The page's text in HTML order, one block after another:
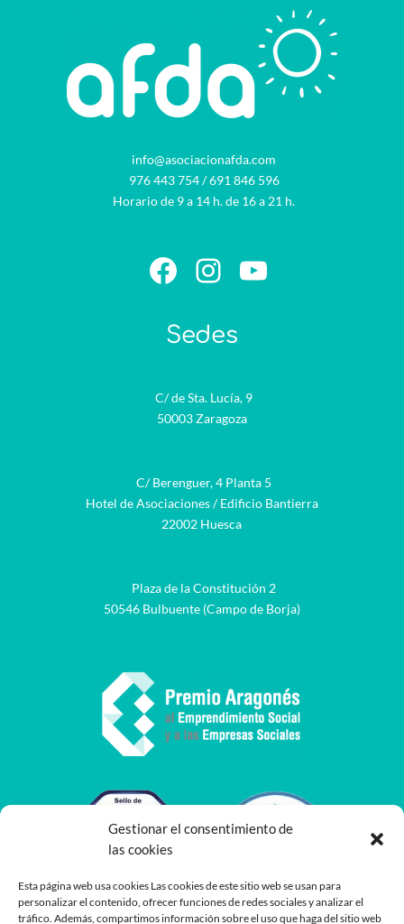
Gestionar el consentimiento de
las cookies
Esta página web usa cookies Las cookies de este sitio web se usan para
personalizar el contenido, ofrecer funciones de redes sociales y analizar el
tráfico. Además, compartimos información sobre el uso que haga del sitio web
info@asociacionafda.com
976 443 754/691 846 596
Horario de 9 a 14 h. de 16 a 21 h.
Facebook
Instagram
YouTube
Sedes
C/ de Sta. Lucía, 9
50003 Zaragoza
C/ Berenguer, 4 Planta 5
Hotel de Asociaciones / Edificio Bantierra
22002 Huesca
Plaza de la Constitución 2
50546 Bulbuente (Campo de Borja)